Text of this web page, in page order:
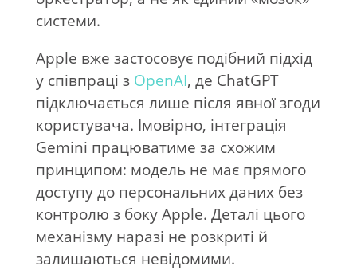
системи.
Apple вже застосовує подібний підхід
у співпраці з OpenAI, де ChatGPT
підключається лише після явної згоди
користувача. Імовірно, інтеграція
Gemini працюватиме за схожим
принципом: модель не має прямого
доступу до персональних даних без
контролю з боку Apple. Деталі цього
механізму наразі не розкриті й
залишаються невідомими.